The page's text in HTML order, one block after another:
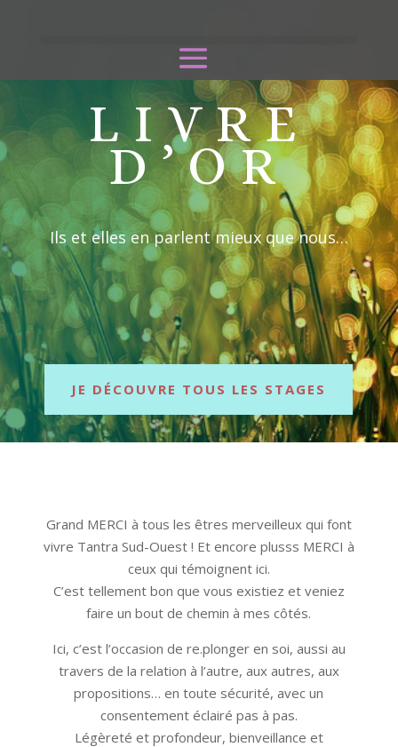
LIVRE
D’OR
Ils et elles en parlent mieux que nous…
JE DÉCOUVRE TOUS LES STAGES
Grand MERCI à tous les êtres merveilleux qui font
vivre Tantra Sud-Ouest ! Et encore plusss MERCI à
ceux qui témoignent ici.
C’est tellement bon que vous existiez et veniez
faire un bout de chemin à mes côtés.
Ici, c’est l’occasion de re.plonger en soi, aussi au
travers de la relation à l’autre, aux autres, aux
propositions… en toute sécurité, avec un
consentement éclairé pas à pas.
Légèreté et profondeur, bienveillance et